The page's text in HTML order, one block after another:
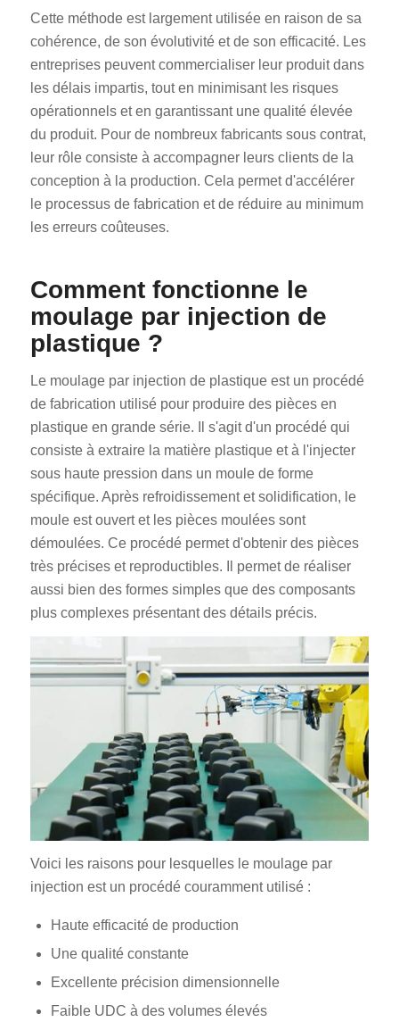
Cette méthode est largement utilisée en raison de sa
cohérence, de son évolutivité et de son efficacité. Les
entreprises peuvent commercialiser leur produit dans
les délais impartis, tout en minimisant les risques
opérationnels et en garantissant une qualité élevée
du produit. Pour de nombreux fabricants sous contrat,
leur rôle consiste à accompagner leurs clients de la
conception à la production. Cela permet d'accélérer
le processus de fabrication et de réduire au minimum
les erreurs coûteuses.
Comment fonctionne le
moulage par injection de
plastique ?
Le moulage par injection de plastique est un procédé
de fabrication utilisé pour produire des pièces en
plastique en grande série. Il s'agit d'un procédé qui
consiste à extraire la matière plastique et à l'injecter
sous haute pression dans un moule de forme
spécifique. Après refroidissement et solidification, le
moule est ouvert et les pièces moulées sont
démoulées. Ce procédé permet d'obtenir des pièces
très précises et reproductibles. Il permet de réaliser
aussi bien des formes simples que des composants
plus complexes présentant des détails précis.
Voici les raisons pour lesquelles le moulage par
injection est un procédé couramment utilisé :
Haute efficacité de production
Une qualité constante
Excellente précision dimensionnelle
Faible UDC à des volumes élevés